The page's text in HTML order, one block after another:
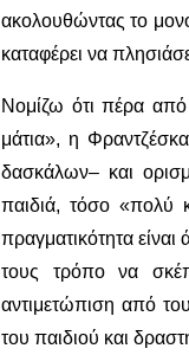
ακολουθώντας το
καταφέρει να
Νομίζω ότι πέρα από
μάτια», η
δασκάλων– και
παιδιά, τόσο «πολύ
πραγματικότητα
τους τρόπο να
αντιμετώπιση από
του παιδιού και